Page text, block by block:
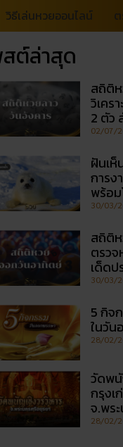
วิธีเล่นหวยออนไลน์
ต์ล่าสุด
สถิติ
วิเคร
2 ตัว
02/07/
ฝันเห็
การง
พร้อ
30/03/
สถิติ
ตรวจ
เด็ดป
30/03/
5 กิจ
ในวัน
28/02/
วัดพ
กรุงเ
จ.พร
28/02/